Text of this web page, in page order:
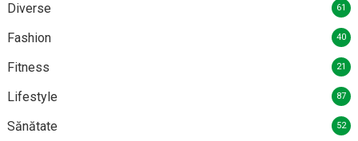
Diverse 61
Fashion 40
Fitness 21
Lifestyle 87
Sănătate 52